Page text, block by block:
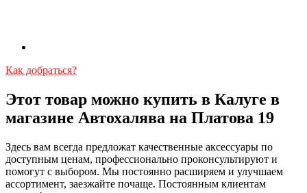
Как добраться?
Этот товар можно купить в Калуге в
магазине Автохалява на Платова 19
Здесь вам всегда предложат качественные аксессуары по
доступным ценам, профессионально проконсультируют и
помогут с выбором. Мы постоянно расширяем и улучшаем
ассортимент, заезжайте почаще. Постоянным клиентам